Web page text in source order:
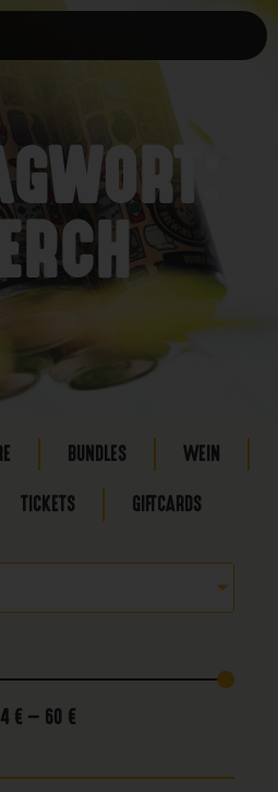
BUNDLES WEIN
TICKETS GIFTCARDS
€ — 60 €